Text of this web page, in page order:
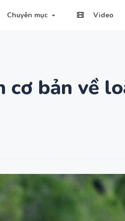
Chuyên mục Video
bản về